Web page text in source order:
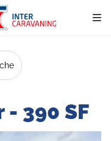
- 390 SF